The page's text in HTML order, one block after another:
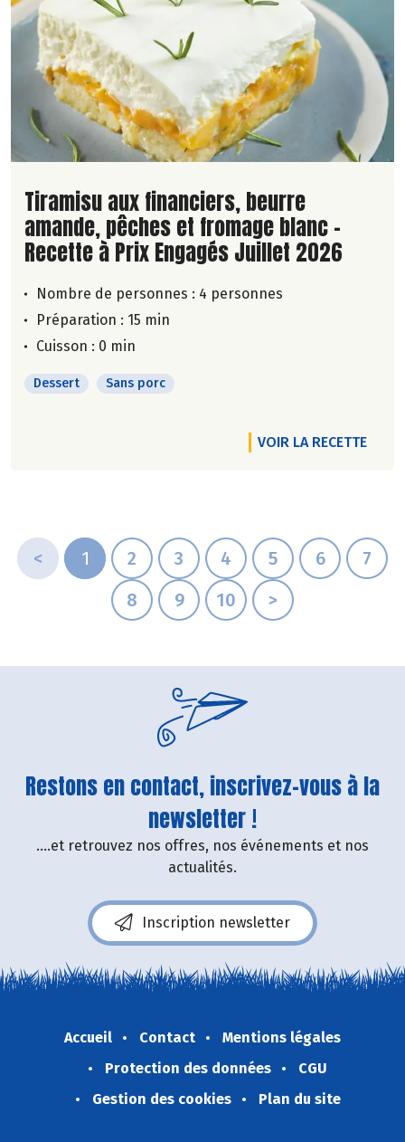
Lire la suite de la recette
Tiramisu aux financiers, beurre
amande, pêches et fromage blanc -
Recette à Prix Engagés Juillet 2026
Nombre de personnes : 4 personnes
Préparation : 15 min
Cuisson : 0 min
Dessert Sans porc
VOIR LA RECETTE
< 1 2 3 4 5 6
7
8
9 10 >
Restons en contact, inscrivez-vous à la
newsletter !
....et retrouvez nos offres, nos événements et nos
actualités.
Inscription newsletter
Accueil Contact
Mentions légales
Protection des données
CGU
Gestion des cookies
Plan du site